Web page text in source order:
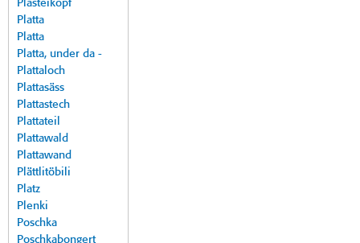
Plasteikopf
Platta
Platta
Platta, under da -
Plattaloch
Plattasäss
Plattastech
Plattateil
Plattawald
Plattawand
Plättlitöbili
Platz
Plenki
Poschka
Poschkabongert